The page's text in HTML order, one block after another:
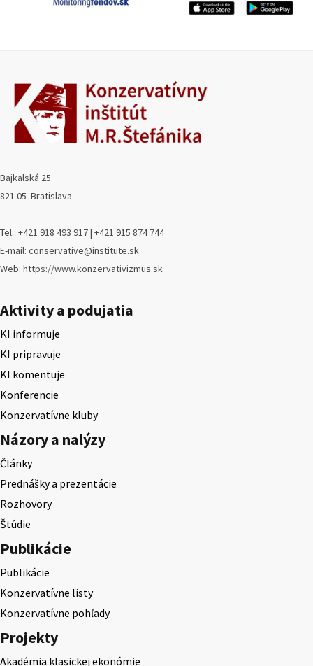
Bajkalská 25
821 05 Bratislava
Tel.: +421 918 493 917 | +421 915 874 744
E-mail: conservative@institute.sk
Web: https://www.konzervativizmus.sk
Aktivity a podujatia
KI informuje
KI pripravuje
KI komentuje
Konferencie
Konzervatívne kluby
Názory a nalýzy
Články
Prednášky a prezentácie
Rozhovory
Štúdie
Publikácie
Publikácie
Konzervatívne listy
Konzervatívne pohľady
Projekty
Akadémia klasickej ekonómie